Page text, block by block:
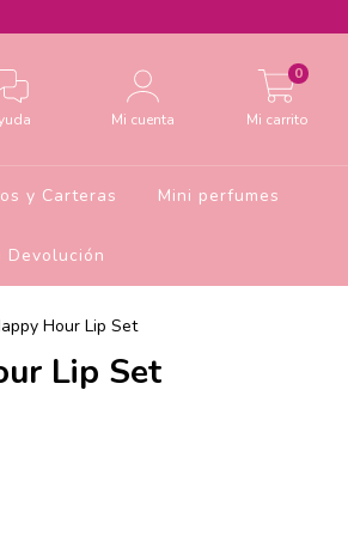
Mi cuenta Mi carrito
0
y Carteras Mini perfumes
Devolución
Hour Lip Set
Lip Set